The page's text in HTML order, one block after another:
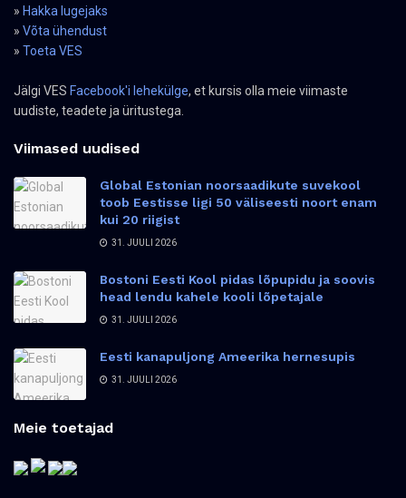
» Hakka lugejaks
» Võta ühendust
» Toeta VES
Jälgi VES Facebook'i lehekülge, et kursis olla meie viimaste
uudiste, teadete ja üritustega.
Viimased uudised
Global Estonian noorsaadikute suvekool
toob Eestisse ligi 50 väliseesti noort enam
kui 20 riigist
31. JUULI 2026
Bostoni Eesti Kool pidas lõpupidu ja soovis
head lendu kahele kooli lõpetajale
31. JUULI 2026
Eesti kanapuljong Ameerika hernesupis
31. JUULI 2026
Meie toetajad